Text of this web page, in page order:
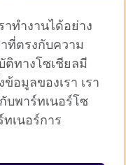
าทำงานได้อย่าง
ที่ตรงกับความ
ทางโซเชียลมี
ข้อมูลของเรา เรา
บพาร์ทเนอร์โซ
เนอร์การ